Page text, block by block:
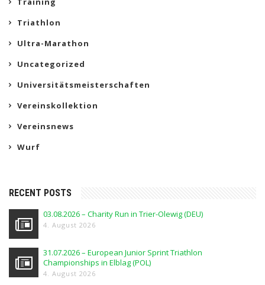
Triathlon
Ultra-Marathon
Uncategorized
Universitätsmeisterschaften
Vereinskollektion
Vereinsnews
Wurf
RECENT POSTS
03.08.2026 – Charity Run in Trier-Olewig (DEU)
4. August 2026
31.07.2026 – European Junior Sprint Triathlon
Championships in Elblag (POL)
4. August 2026